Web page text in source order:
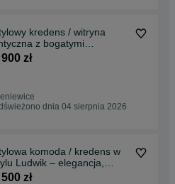
kredens / witryna
z bogatymi
– lite drewno
zł
dnia 04 sierpnia 2026
komoda / kredens w
Ludwik – elegancja,
i
zł